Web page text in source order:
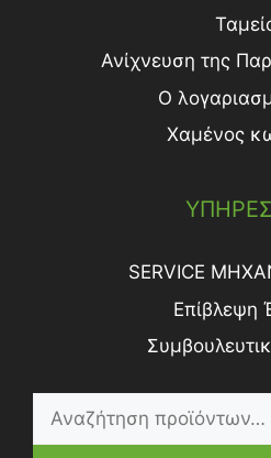
Ανίχνευση της
Ο
Χαμένος
SERVICE
Επίβλεψη